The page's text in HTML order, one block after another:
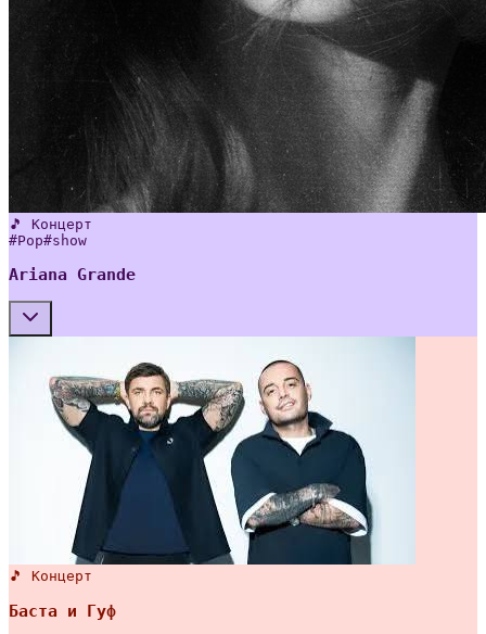
🎵 Концерт
#Pop#show
Ariana Grande
🎵 Концерт
Баста и Гуф